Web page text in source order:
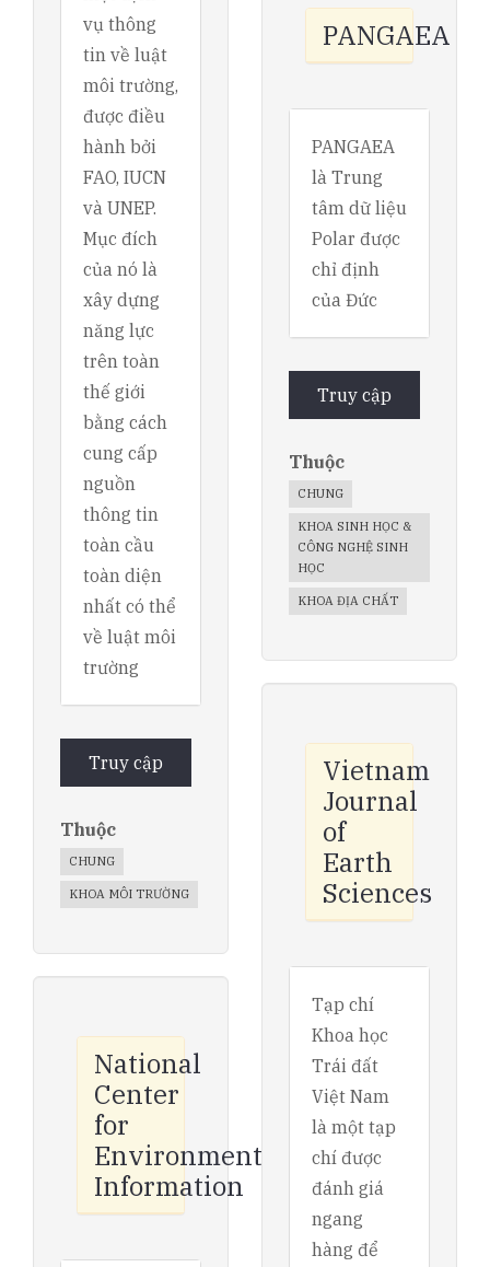
vụ thông
tin về luật
môi trường,
được điều
hành bởi
FAO, IUCN
và UNEP.
Mục đích
của nó là
xây dựng
năng lực
trên toàn
thế giới
bằng cách
cung cấp
nguồn
thông tin
toàn cầu
toàn diện
nhất có thể
về luật môi
trường
Truy cập
Thuộc
CHUNG
KHOA MÔI TRƯỜNG
National
Center
for
Environmental
Information
PANGAEA
PANGAEA
là Trung
tâm dữ liệu
Polar được
chỉ định
của Đức
Truy cập
Thuộc
CHUNG
KHOA SINH HỌC &
CÔNG NGHỆ SINH
HỌC
KHOA ĐỊA CHẤT
Vietnam
Journal
of
Earth
Sciences
Tạp chí
Khoa học
Trái đất
Việt Nam
là một tạp
chí được
đánh giá
ngang
hàng để